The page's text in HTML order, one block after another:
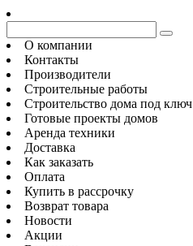
О компании
Контакты
Производители
Строительные работы
Строительство дома под ключ
Готовые проекты домов
Аренда техники
Доставка
Как заказать
Оплата
Купить в рассрочку
Возврат товара
Новости
Акции